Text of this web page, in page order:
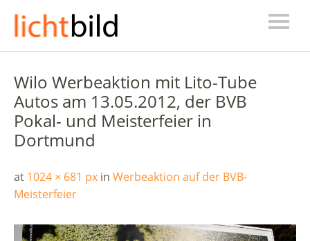
Wilo Werbeaktion mit Lito-Tube
Autos am 13.05.2012, der BVB
Pokal- und Meisterfeier in
Dortmund
at 1024 × 681 px in Werbeaktion auf der BVB-
Meisterfeier